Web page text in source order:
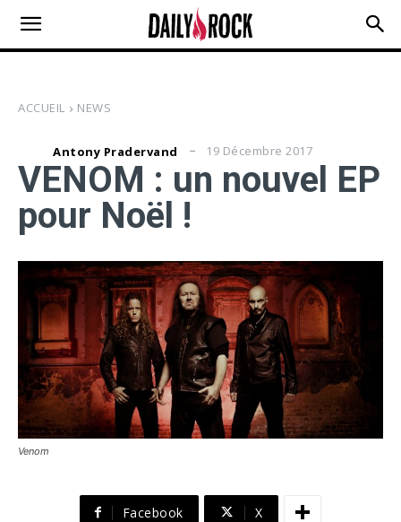
ACCUEIL NEWS
Antony Pradervand 19 Décembre 2017
VENOM : un nouvel EP
pour Noël !
Venom
Facebook X